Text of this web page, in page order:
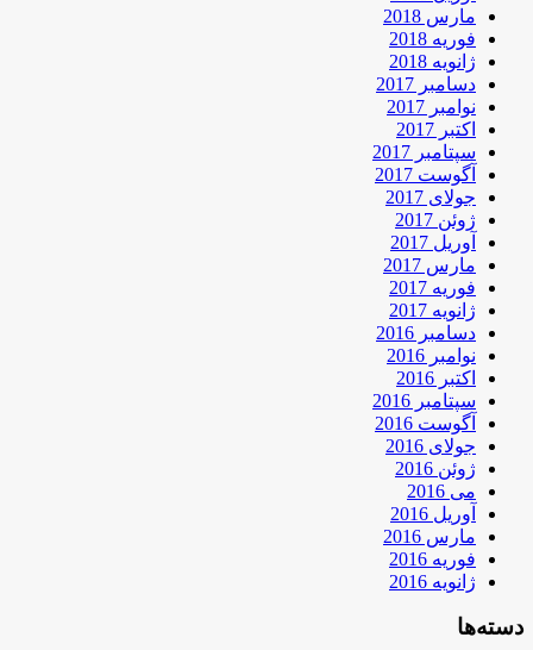
مارس 2018
فوریه 2018
ژانویه 2018
دسامبر 2017
نوامبر 2017
اکتبر 2017
سپتامبر 2017
آگوست 2017
جولای 2017
ژوئن 2017
آوریل 2017
مارس 2017
فوریه 2017
ژانویه 2017
دسامبر 2016
نوامبر 2016
اکتبر 2016
سپتامبر 2016
آگوست 2016
جولای 2016
ژوئن 2016
می 2016
آوریل 2016
مارس 2016
فوریه 2016
ژانویه 2016
دسته‌ها